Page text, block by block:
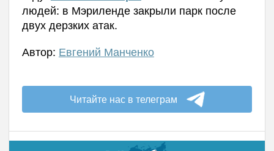
людей: в Мэриленде закрыли парк после
двух дерзких атак.
Автор: Евгений Манченко
Читайте нас в телеграм